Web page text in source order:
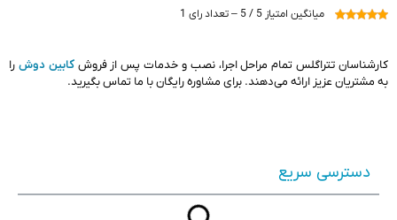
میانگین امتیاز 5 / 5 – تعداد رای 1
کارشناسان تتراگلس تمام مراحل اجرا، نصب و خدمات پس از فروشکابین دوش را
به مشتریان عزیز ارائه می‌دهند. برای مشاوره رایگان با ما تماس بگیرید.
دسترسی سریع